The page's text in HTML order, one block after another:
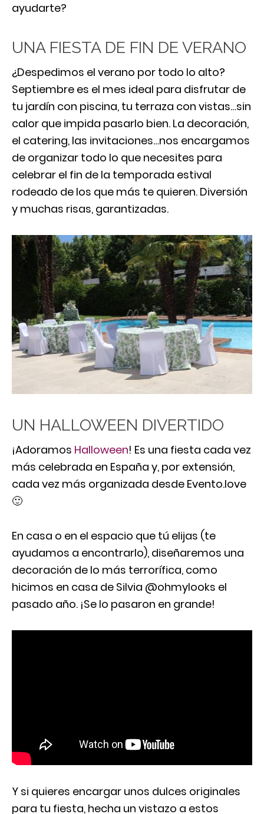
ayudarte?
UNA FIESTA DE FIN DE VERANO
¿Despedimos el verano por todo lo alto?
Septiembre es el mes ideal para disfrutar de
tu jardín con piscina, tu terraza con vistas…sin
calor que impida pasarlo bien. La decoración,
el catering, las invitaciones…nos encargamos
de organizar todo lo que necesites para
celebrar el fin de la temporada estival
rodeado de los que más te quieren. Diversión
y muchas risas, garantizadas.
UN HALLOWEEN DIVERTIDO
¡Adoramos Halloween! Es una fiesta cada vez
más celebrada en España y, por extensión,
cada vez más organizada desde Evento.love
🙂
En casa o en el espacio que tú elijas (te
ayudamos a encontrarlo), diseñaremos una
decoración de lo más terrorífica, como
hicimos en casa de Silvia @ohmylooks el
pasado año. ¡Se lo pasaron en grande!
Y si quieres encargar unos dulces originales
para tu fiesta, hecha un vistazo a estos